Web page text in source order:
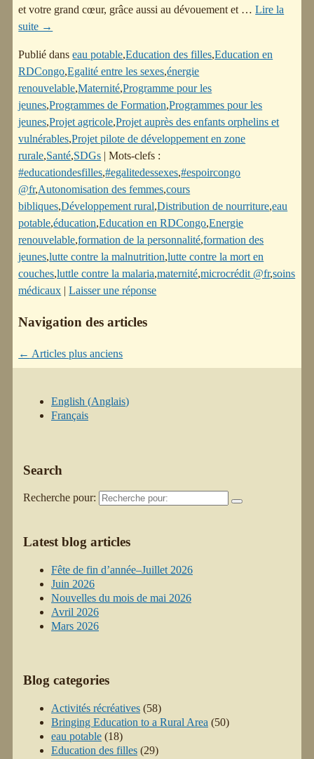
et votre grand cœur, grâce aussi au dévouement et … Lire la
suite →
Publié dans eau potable,Education des filles,Education en
RDCongo,Egalité entre les sexes,énergie
renouvelable,Maternité,Programme pour les
jeunes,Programmes de Formation,Programmes pour les
jeunes,Projet agricole,Projet auprès des enfants orphelins et
vulnérables,Projet pilote de développement en zone
rurale,Santé,SDGs |Mots-clefs :
#educationdesfilles,#egalitedessexes,#espoircongo
@fr,Autonomisation des femmes,cours
bibliques,Développement rural,Distribution de nourriture,eau
potable,éducation,Education en RDCongo,Energie
renouvelable,formation de la personnalité,formation des
jeunes,lutte contre la malnutrition,lutte contre la mort en
couches,luttle contre la malaria,maternité,microcrédit @fr,soins
médicaux |Laisser une réponse
Navigation des articles
← Articles plus anciens
English (Anglais)
Français
Search
Recherche pour:
Latest blog articles
Fête de fin d’année–Juillet 2026
Juin 2026
Nouvelles du mois de mai 2026
Avril 2026
Mars 2026
Blog categories
Activités récréatives (58)
Bringing Education to a Rural Area (50)
eau potable (18)
Education des filles (29)